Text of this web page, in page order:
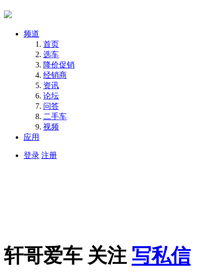
频道
首页
选车
降价促销
经销商
资讯
论坛
问答
二手车
视频
应用
登录 注册
轩哥爱车 关注 写私信